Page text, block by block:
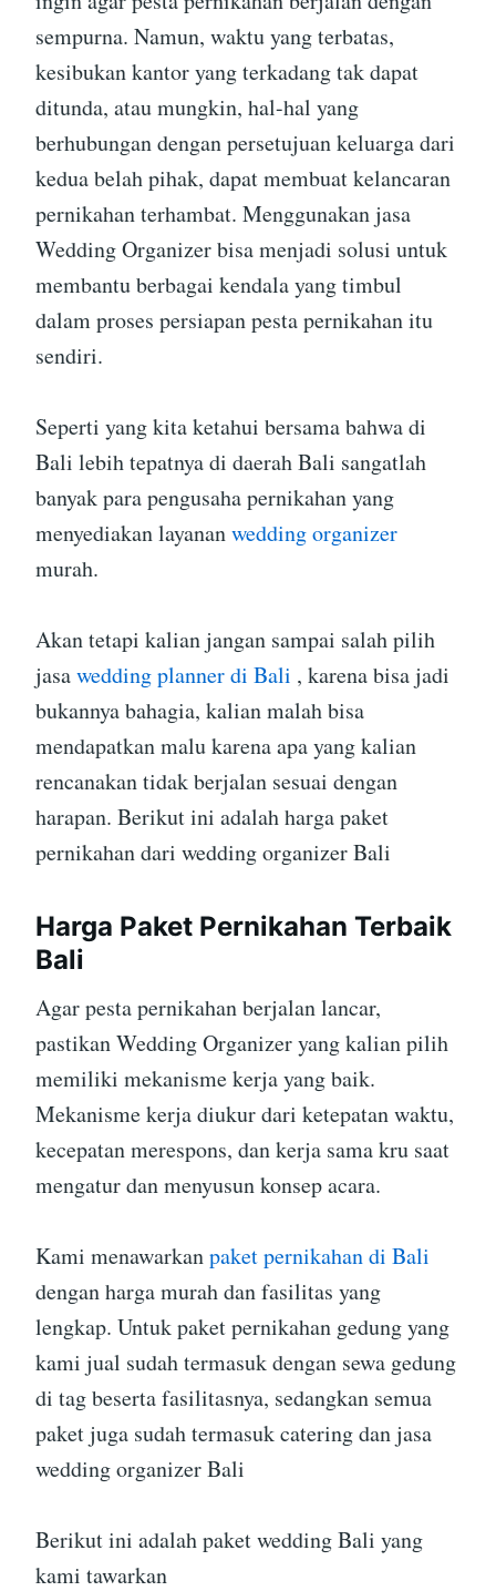
sempurna. Namun, waktu yang terbatas,
kesibukan kantor yang terkadang tak dapat
ditunda, atau mungkin, hal-hal yang
berhubungan dengan persetujuan keluarga dari
kedua belah pihak, dapat membuat kelancaran
pernikahan terhambat. Menggunakan jasa
Wedding Organizer bisa menjadi solusi untuk
membantu berbagai kendala yang timbul
dalam proses persiapan pesta pernikahan itu
sendiri.
Seperti yang kita ketahui bersama bahwa di
Bali lebih tepatnya di daerah Bali sangatlah
banyak para pengusaha pernikahan yang
menyediakan layananwedding organizer
murah.
Akan tetapi kalian jangan sampai salah pilih
jasawedding planner di Bali , karena bisa jadi
bukannya bahagia, kalian malah bisa
mendapatkan malu karena apa yang kalian
rencanakan tidak berjalan sesuai dengan
harapan. Berikut ini adalah harga paket
pernikahan dari wedding organizer Bali
Harga Paket Pernikahan Terbaik
Bali
Agar pesta pernikahan berjalan lancar,
pastikan Wedding Organizer yang kalian pilih
memiliki mekanisme kerja yang baik.
Mekanisme kerja diukur dari ketepatan waktu,
kecepatan merespons, dan kerja sama kru saat
mengatur dan menyusun konsep acara.
Kami menawarkanpaket pernikahan di Bali
dengan harga murah dan fasilitas yang
lengkap. Untuk paket pernikahan gedung yang
kami jual sudah termasuk dengan sewa gedung
di tag beserta fasilitasnya, sedangkan semua
paket juga sudah termasuk catering dan jasa
wedding organizer Bali
Berikut ini adalah paket wedding Bali yang
kami tawarkan